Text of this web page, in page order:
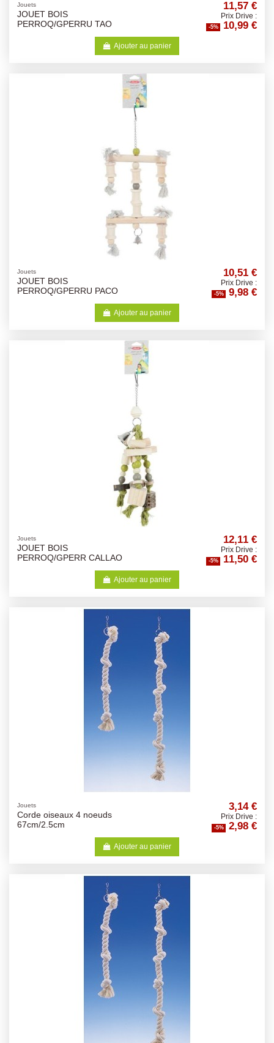
Jouets
JOUET BOIS
PERROQ/GPERRU TAO
11,57 €
Prix Drive :
-5% 10,99 €
Ajouter au panier
Jouets
JOUET BOIS
PERROQ/GPERRU PACO
10,51 €
Prix Drive :
-5% 9,98 €
Ajouter au panier
Jouets
JOUET BOIS
PERROQ/GPERR CALLAO
12,11 €
Prix Drive :
-5% 11,50 €
Ajouter au panier
Jouets
Corde oiseaux 4 noeuds
67cm/2.5cm
3,14 €
Prix Drive :
-5% 2,98 €
Ajouter au panier